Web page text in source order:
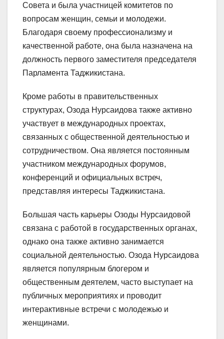
Совета и была участницей комитетов по
вопросам женщин, семьи и молодежи.
Благодаря своему профессионализму и
качественной работе, она была назначена на
должность первого заместителя председателя
Парламента Таджикистана.
Кроме работы в правительственных
структурах, Озода Нурсаидова также активно
участвует в международных проектах,
связанных с общественной деятельностью и
сотрудничеством. Она является постоянным
участником международных форумов,
конференций и официальных встреч,
представляя интересы Таджикистана.
Большая часть карьеры Озоды Нурсаидовой
связана с работой в государственных органах,
однако она также активно занимается
социальной деятельностью. Озода Нурсаидова
является популярным блогером и
общественным деятелем, часто выступает на
публичных мероприятиях и проводит
интерактивные встречи с молодежью и
женщинами.